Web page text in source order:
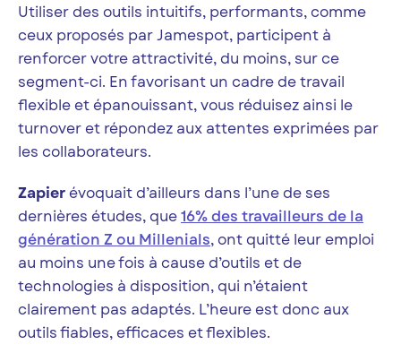
Utiliser des outils intuitifs, performants, comme
ceux proposés par Jamespot, participent à
renforcer votre attractivité, du moins, sur ce
segment-ci. En favorisant un cadre de travail
flexible et épanouissant, vous réduisez ainsi le
turnover et répondez aux attentes exprimées par
les collaborateurs.
Zapierévoquait d’ailleurs dans l’une de ses
dernières études, que16% des travailleurs de la
génération Z ou Millenials, ont quitté leur emploi
au moins une fois à cause d’outils et de
technologies à disposition, qui n’étaient
clairement pas adaptés. L’heure est donc aux
outils fiables, efficaces et flexibles.